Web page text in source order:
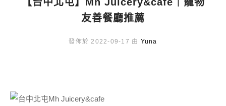
友善餐廳推薦
發佈於 2022-09-17 由 Yuna